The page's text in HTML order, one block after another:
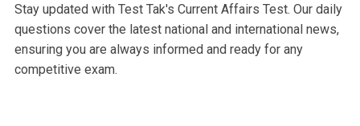
Stay updated with Test Tak's Current Affairs Test. Our daily
questions cover the latest national and international news,
ensuring you are always informed and ready for any
competitive exam.